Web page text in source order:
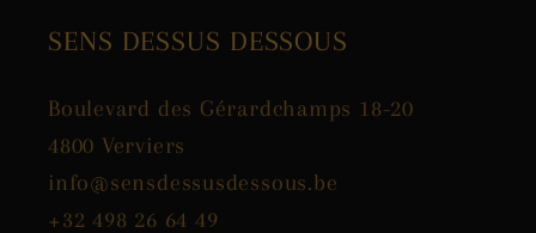
SENS DESSUS DESSOUS
Boulevard des Gérardchamps 18-20
4800 Verviers
info@sensdessusdessous.be
+32 498 26 64 49